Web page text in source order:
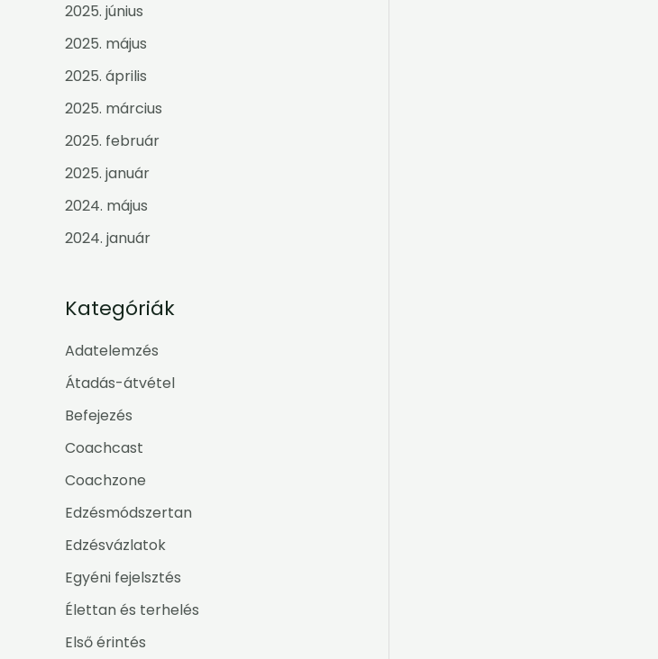
2025. június
2025. május
2025. április
2025. március
2025. február
2025. január
2024. május
2024. január
Kategóriák
Adatelemzés
Átadás-átvétel
Befejezés
Coachcast
Coachzone
Edzésmódszertan
Edzésvázlatok
Egyéni fejelsztés
Élettan és terhelés
Első érintés